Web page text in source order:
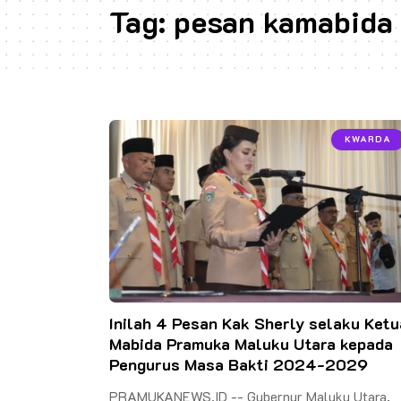
Tag:pesan kamabida
KWARDA
Inilah 4 Pesan Kak Sherly selaku
Mabida Pramuka Maluku Utara kepada
Pengurus Masa Bakti 2024-2029
PRAMUKANEWS.ID -- Gubernur Maluku Utara,